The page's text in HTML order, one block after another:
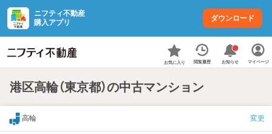
ニフティ不動産
購入アプリ
ダウンロード
お気に入り 閲覧履歴 お知らせ マイページ
港区高輪（東京都）の中古マンション
高輪 変更